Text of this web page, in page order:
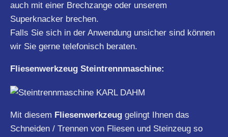
auch mit einer Brechzange oder unserem
Superknacker brechen.
Falls Sie sich in der Anwendung unsicher sind können
wir Sie gerne telefonisch beraten.
Fliesenwerkzeug Steintrennmaschine:
Mit diesem Fliesenwerkzeug gelingt Ihnen das
Schneiden / Trennen von Fliesen und Steinzeug so